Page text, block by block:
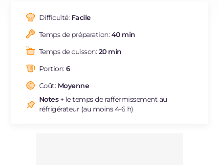
ES
BR
NL
Difficulté: Facile
Temps de préparation:40 min
Temps de cuisson:20 min
Portion:6
Coût: Moyenne
Notes+ le temps de raffermissement au
réfrigérateur (au moins 4-6 h)